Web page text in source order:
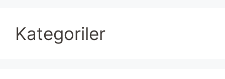
Kategoriler